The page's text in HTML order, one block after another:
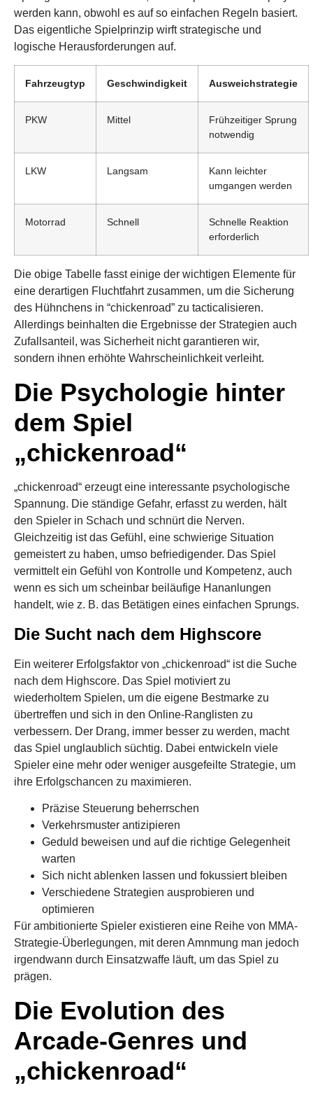
werden kann, obwohl es auf so einfachen Regeln basiert.
Das eigentliche Spielprinzip wirft strategische und
logische Herausforderungen auf.
Fahrzeugtyp Geschwindigkeit Ausweichstrategie
PKW Mittel
Frühzeitiger Sprung
notwendig
LKW Langsam
Kann leichter
umgangen werden
Motorrad Schnell
Schnelle Reaktion
erforderlich
Die obige Tabelle fasst einige der wichtigen Elemente für
eine derartigen Fluchtfahrt zusammen, um die Sicherung
des Hühnchens in “chickenroad” zu tacticalisieren.
Allerdings beinhalten die Ergebnisse der Strategien auch
Zufallsanteil, was Sicherheit nicht garantieren wir,
sondern ihnen erhöhte Wahrscheinlichkeit verleiht.
Die Psychologie hinter
dem Spiel
„chickenroad“
„chickenroad“ erzeugt eine interessante psychologische
Spannung. Die ständige Gefahr, erfasst zu werden, hält
den Spieler in Schach und schnürt die Nerven.
Gleichzeitig ist das Gefühl, eine schwierige Situation
gemeistert zu haben, umso befriedigender. Das Spiel
vermittelt ein Gefühl von Kontrolle und Kompetenz, auch
wenn es sich um scheinbar beiläufige Hananlungen
handelt, wie z. B. das Betätigen eines einfachen Sprungs.
Die Sucht nach dem Highscore
Ein weiterer Erfolgsfaktor von „chickenroad“ ist die Suche
nach dem Highscore. Das Spiel motiviert zu
wiederholtem Spielen, um die eigene Bestmarke zu
übertreffen und sich in den Online-Ranglisten zu
verbessern. Der Drang, immer besser zu werden, macht
das Spiel unglaublich süchtig. Dabei entwickeln viele
Spieler eine mehr oder weniger ausgefeilte Strategie, um
ihre Erfolgschancen zu maximieren.
Präzise Steuerung beherrschen
Verkehrsmuster antizipieren
Geduld beweisen und auf die richtige Gelegenheit
warten
Sich nicht ablenken lassen und fokussiert bleiben
Verschiedene Strategien ausprobieren und
optimieren
Für ambitionierte Spieler existieren eine Reihe von MMA-
Strategie-Überlegungen, mit deren Amnmung man jedoch
irgendwann durch Einsatzwaffe läuft, um das Spiel zu
prägen.
Die Evolution des
Arcade-Genres und
„chickenroad“